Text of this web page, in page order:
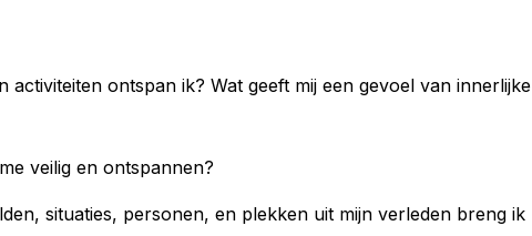
activiteiten ontspan ik? Wat geeft mij een gevoel van innerlijke
veilig en ontspannen?
situaties, personen, en plekken uit mijn verleden breng ik